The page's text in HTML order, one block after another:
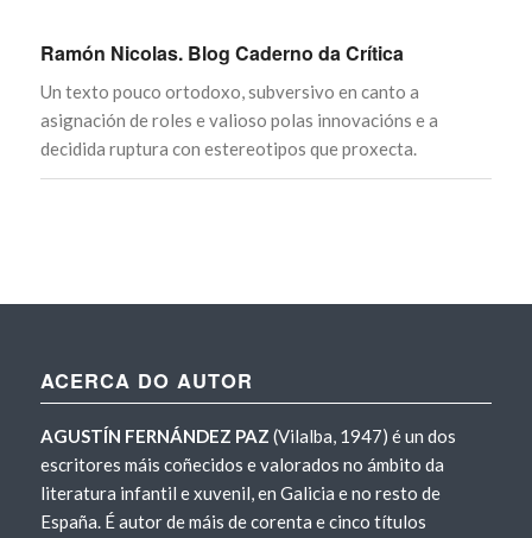
Ramón Nicolas. Blog Caderno da Crítica
Un texto pouco ortodoxo, subversivo en canto a
asignación de roles e valioso polas innovacións e a
decidida ruptura con estereotipos que proxecta.
ACERCA DO AUTOR
AGUSTÍN FERNÁNDEZ PAZ (Vilalba, 1947) é un dos
escritores máis coñecidos e valorados no ámbito da
literatura infantil e xuvenil, en Galicia e no resto de
España. É autor de máis de corenta e cinco títulos